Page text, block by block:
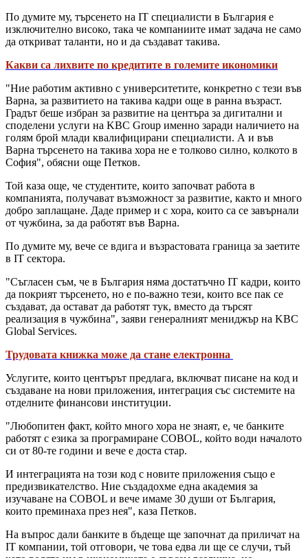
По думите му, търсенето на IT специалисти в България е
изключително високо, така че компаниите имат задача не само
да откриват таланти, но и да създават такива.
Какви са лихвите по кредитите в големите икономики
"Ние работим активно с университетите, конкретно с тези във
Варна, за развитието на такива кадри още в ранна възраст.
Градът беше избран за развитие на центъра за дигитални и
споделени услуги на KBC Group именно заради наличието на
голям брой млади квалифицирани специалисти. А и във
Варна търсенето на такива хора не е толково силно, колкото в
София", обясни още Петков.
Той каза още, че студентите, които започват работа в
компанията, получават възможност за развитие, както и много
добро заплащане. Даде пример и с хора, които са се завърнали
от чужбина, за да работят във Варна.
По думите му, вече се вдига и възрастовата граница за заетите
в IT сектора.
"Съгласен съм, че в България няма достатъчно IT кадри, които
да покрият търсенето, но е по-важно тези, които все пак се
създават, да остават да работят тук, вместо да търсят
реализация в чужбина", заяви генералният мениджър на KBC
Global Services.
Трудовата книжка може да стане електронна
Услугите, които центърът предлага, включват писане на код и
създаване на нови приложения, интеграция със системите на
отделните финансови институции.
"Любопитен факт, който много хора не знаят, е, че банките
работят с езика за програмиране COBOL, който води началото
си от 80-те години и вече е доста стар.
И интеграцията на този код с новите приложения също е
предизвикателство. Ние създадохме една академия за
изучаване на COBOL и вече имаме 30 души от България,
които преминаха през нея", каза Петков.
На въпрос дали банките в бъдеще ще започнат да приличат на
IT компании, той отговори, че това едва ли ще се случи, тъй